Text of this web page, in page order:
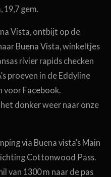
19,7 gem.
Vista, ontbijt op de
Buena Vista, winkeltjes
rivier rapids checken
proeven in de Eddyline
voor Facebook.
donker weer naar onze
via Buena vista’s Main
Cottonwood Pass.
van 1300 m naar de pas